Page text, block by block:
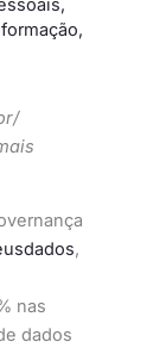
,
,
,
nas
dados